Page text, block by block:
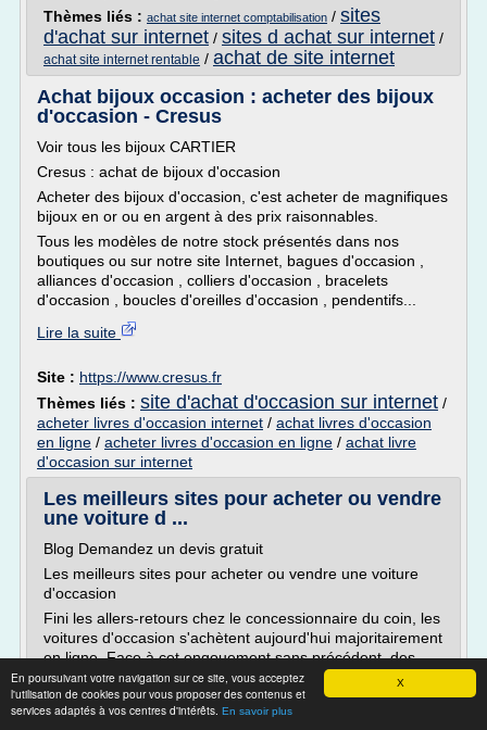
X
En poursuivant votre navigation sur ce site, vous acceptez
l'utilisation de cookies pour vous proposer des contenus et
services adaptés à vos centres d'intérêts. En savoir plus
Thèmes liés : achat site internet comptabilisation / sites
d'achat sur internet / sites d achat sur internet /
achat site internet rentable / achat de site internet
Achat bijoux occasion : acheter des bijoux
d'occasion - Cresus
Voir tous les bijoux CARTIER
Cresus : achat de bijoux d'occasion
Acheter des bijoux d'occasion, c'est acheter de magnifiques
bijoux en or ou en argent à des prix raisonnables.
Tous les modèles de notre stock présentés dans nos
boutiques ou sur notre site Internet, bagues d'occasion ,
alliances d'occasion , colliers d'occasion , bracelets
d'occasion , boucles d'oreilles d'occasion , pendentifs...
Lire la suite
Site : https://www.cresus.fr
Thèmes liés : site d'achat d'occasion sur internet /
acheter livres d'occasion internet / achat livres d'occasion
en ligne / acheter livres d'occasion en ligne / achat livre
d'occasion sur internet
Les meilleurs sites pour acheter ou vendre
une voiture d ...
Blog Demandez un devis gratuit
Les meilleurs sites pour acheter ou vendre une voiture
d'occasion
Fini les allers-retours chez le concessionnaire du coin, les
voitures d'occasion s'achètent aujourd'hui majoritairement
en ligne. Face à cet engouement sans précédent, des
dizaines de sites internet proposent de mettre en relation
les particuliers avec d'autres particuliers ou bien les...